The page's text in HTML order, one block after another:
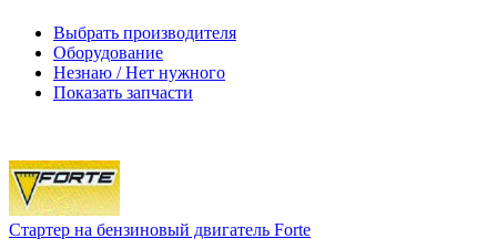
Выбрать производителя
Оборудование
Незнаю / Нет нужного
Показать запчасти
Стартер на бензиновый двигатель Forte